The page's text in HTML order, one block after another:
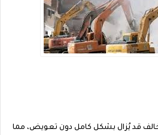
قد يُزال بشكل كامل دون تعويض، مما